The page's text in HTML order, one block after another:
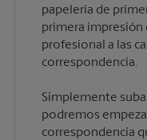
papelería de
primera impresión
profesional a las
Simplemente
podremos
correspondencia